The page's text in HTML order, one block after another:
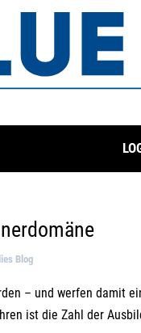
Blog
– und werfen damit
ist die Zahl der